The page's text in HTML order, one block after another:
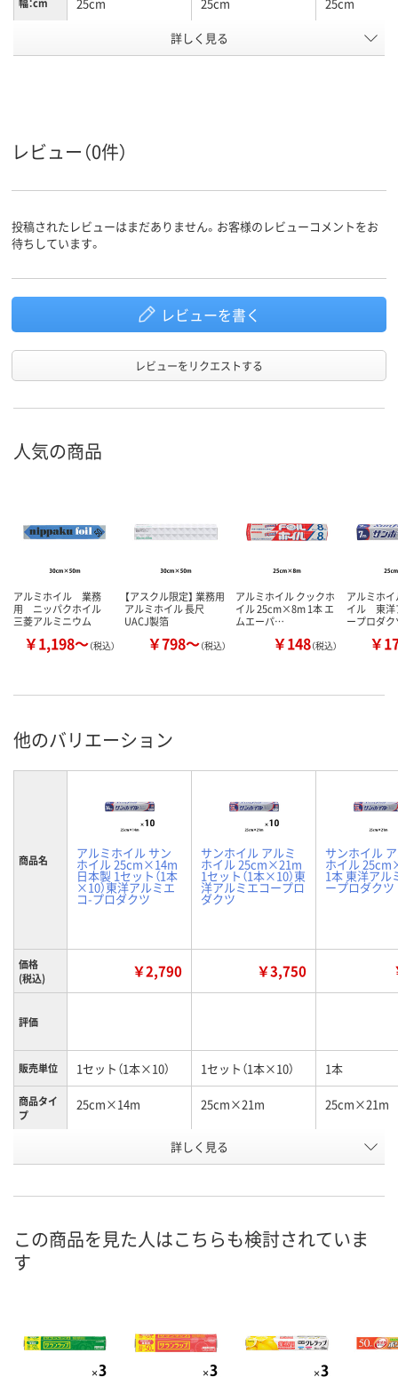
アルミニウム箔
詳しく見る
レビュー（0件）
投稿されたレビューはまだありません。お客様のレビューコメントをお
待ちしています。
レビューを書く
レビューをリクエストする
人気の商品
アルミホイル 業務
用 ニッパクホイル
三菱アルミニウム
￥1,198～（税込）
【アスクル限定】 業務用
アルミホイル 長尺
UACJ製箔
￥798～（税込）
アルミホイル クックホ
イル 25cm×8m 1本 エ
ムエーパ…
￥148（税込）
アルミホ
イル 東洋
ープロダク
￥
他のバリエーション
商品名 アルミホイル サン
ホイル 25cm×14m
日本製 1セット（1本
×10）東洋アルミエ
コ-プロダクツ
サンホイル アルミ
ホイル 25cm×21m
1セット（1本×10）東
洋アルミエコープロ
ダクツ
サンホイル
ホイル
1本 東洋アル
ープロダクツ
価格
(税込)
￥2,790 ￥3,750
評価
販売単位 1セット（1本×10） 1セット（1本×10） 1本
商品タイ
プ
25cm×14m 25cm×21m 25cm×21m
RR52793 RR52783
8月7日（金）
詳しく見る
この商品を見た人はこちらも検討されていま
す